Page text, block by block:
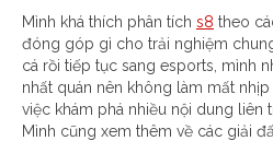
Mình khá thích phân tích s8 theo
đóng góp gì cho trải nghiệm
cá rồi tiếp tục sang esports, mình
nhất quán nên không làm mất
việc khám phá nhiều nội dung liên
Mình cũng xem thêm về các giải